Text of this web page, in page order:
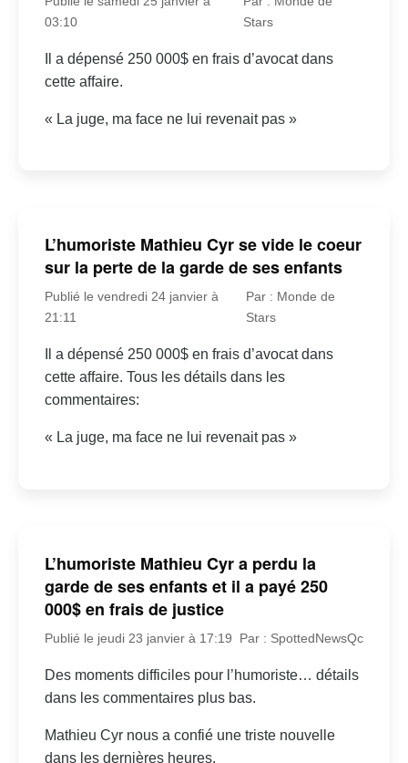
03:10
Stars
Il a dépensé 250 000$ en frais d’avocat dans
cette affaire.
« La juge, ma face ne lui revenait pas »
L’humoriste Mathieu Cyr se vide le coeur
sur la perte de la garde de ses enfants
Publié le vendredi 24 janvier à
21:11
Par : Monde de
Stars
Il a dépensé 250 000$ en frais d’avocat dans
cette affaire. Tous les détails dans les
commentaires:
« La juge, ma face ne lui revenait pas »
L’humoriste Mathieu Cyr a perdu la
garde de ses enfants et il a payé 250
000$ en frais de justice
Publié le jeudi 23 janvier à 17:19 Par : SpottedNewsQc
Des moments difficiles pour l’humoriste… détails
dans les commentaires plus bas.
Mathieu Cyr nous a confié une triste nouvelle
dans les dernières heures.